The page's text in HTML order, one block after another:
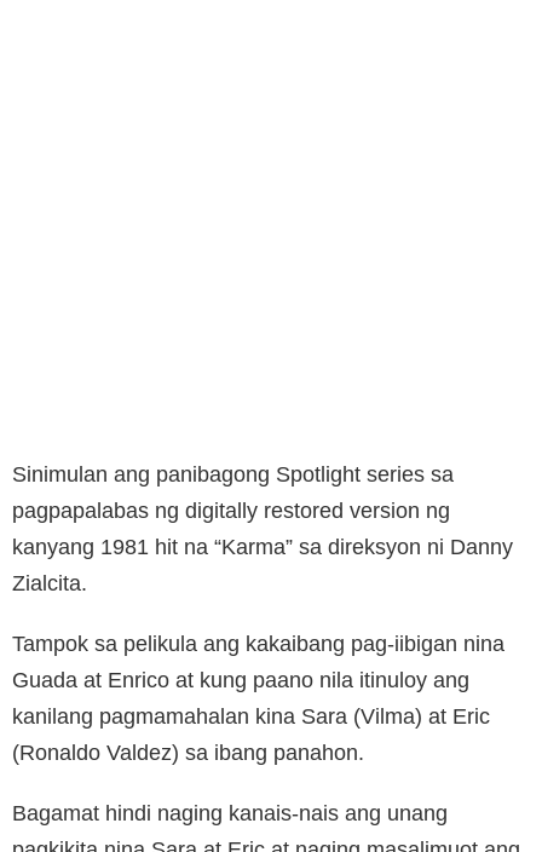
Sinimulan ang panibagong Spotlight series sa
pagpapalabas ng digitally restored version ng
kanyang 1981 hit na “Karma” sa direksyon ni Danny
Zialcita.
Tampok sa pelikula ang kakaibang pag-iibigan nina
Guada at Enrico at kung paano nila itinuloy ang
kanilang pagmamahalan kina Sara (Vilma) at Eric
(Ronaldo Valdez) sa ibang panahon.
Bagamat hindi naging kanais-nais ang unang